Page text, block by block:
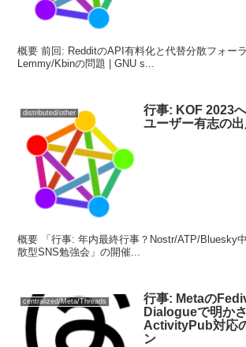
概要 前回: RedditのAPI有料化と代替分散フォー
Lemmy/Kbinの問題 | GNU s...
distributed/other
行事: KOF 2023
ユーザー有志の
概要 「行事: 年内最終行事？Nostr/ATP/Bluesky
散型SNS勉強会」の開催...
centralized/Meta/Threads
行事: Metaの
Dialogueで明か
ActivityPub対応
ン